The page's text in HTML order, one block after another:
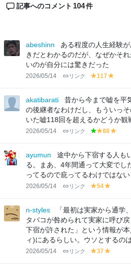
記事へのコメント 104件
abeshinn
ある程度の人生経験
きだとわかるのだが、なぜかそ
いのが自分には驚きだった
2026/05/14 リンク
y
lo
117
lo
w
akatibarati
昔から今まで嘘を平
の後継者なわけだし、もういっ
いた嘘118回を超えるかどうか観
2026/05/14 リンク
g
e
e
n
y
lo
w
88
lo
w
ayumun
途中から下宿する人も
る。まあ、4年間通って大変でし
ってるので庇ってるわけではない
2026/05/14 リンク
y
lo
w
54
lo
w
n-styles
「最初は実家から通学
タバコが咎められて実家に呼び
下宿が許された」という情報が
ィ)にあるらしい。ウソとするの
2026/05/14 リンク
y
37